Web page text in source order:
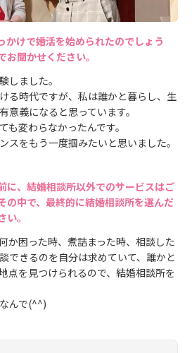
かけで婚活を始められたのでしょう
聞かせください。
しました。
る時代ですが、私は誰かと暮らし、生
意義になると思っています。
も変わらなかったんです。
スをもう一度掴みたいと思いました。
に、結婚相談所以外でのサービスはご
の中で、最終的に結婚相談所を選んだ
。
か困った時、煮詰まった時、相談した
できるのを自分は求めていて、誰かと
点を見つけられるので、結婚相談所を
んで(^^)